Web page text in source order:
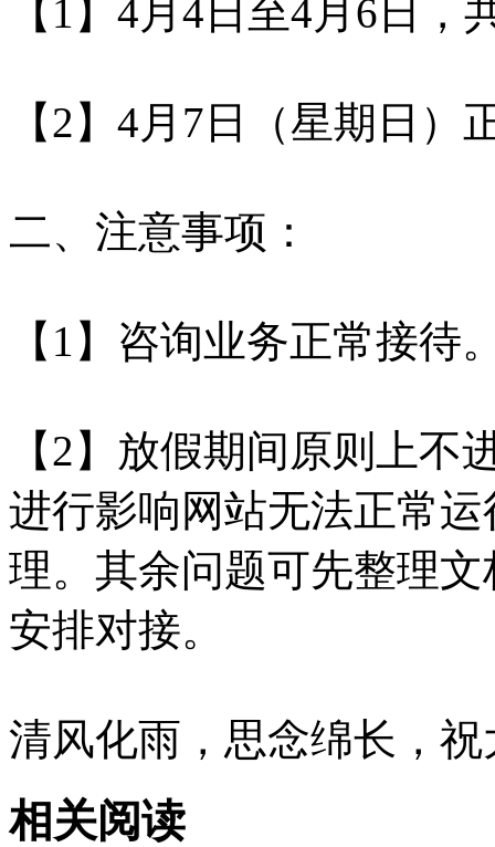
【1】4月4日至4月6日，
【2】4月7日（星期日）
二、注意事项：
【1】咨询业务正常接待
【2】放假期间原则上
进行影响网站无法正常
理。其余问题可先整理
安排对接。
清风化雨，思念绵长，
相关阅读